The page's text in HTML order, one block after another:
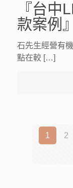
『台中
款案例
石先生經營有
點在較 […]
1 2